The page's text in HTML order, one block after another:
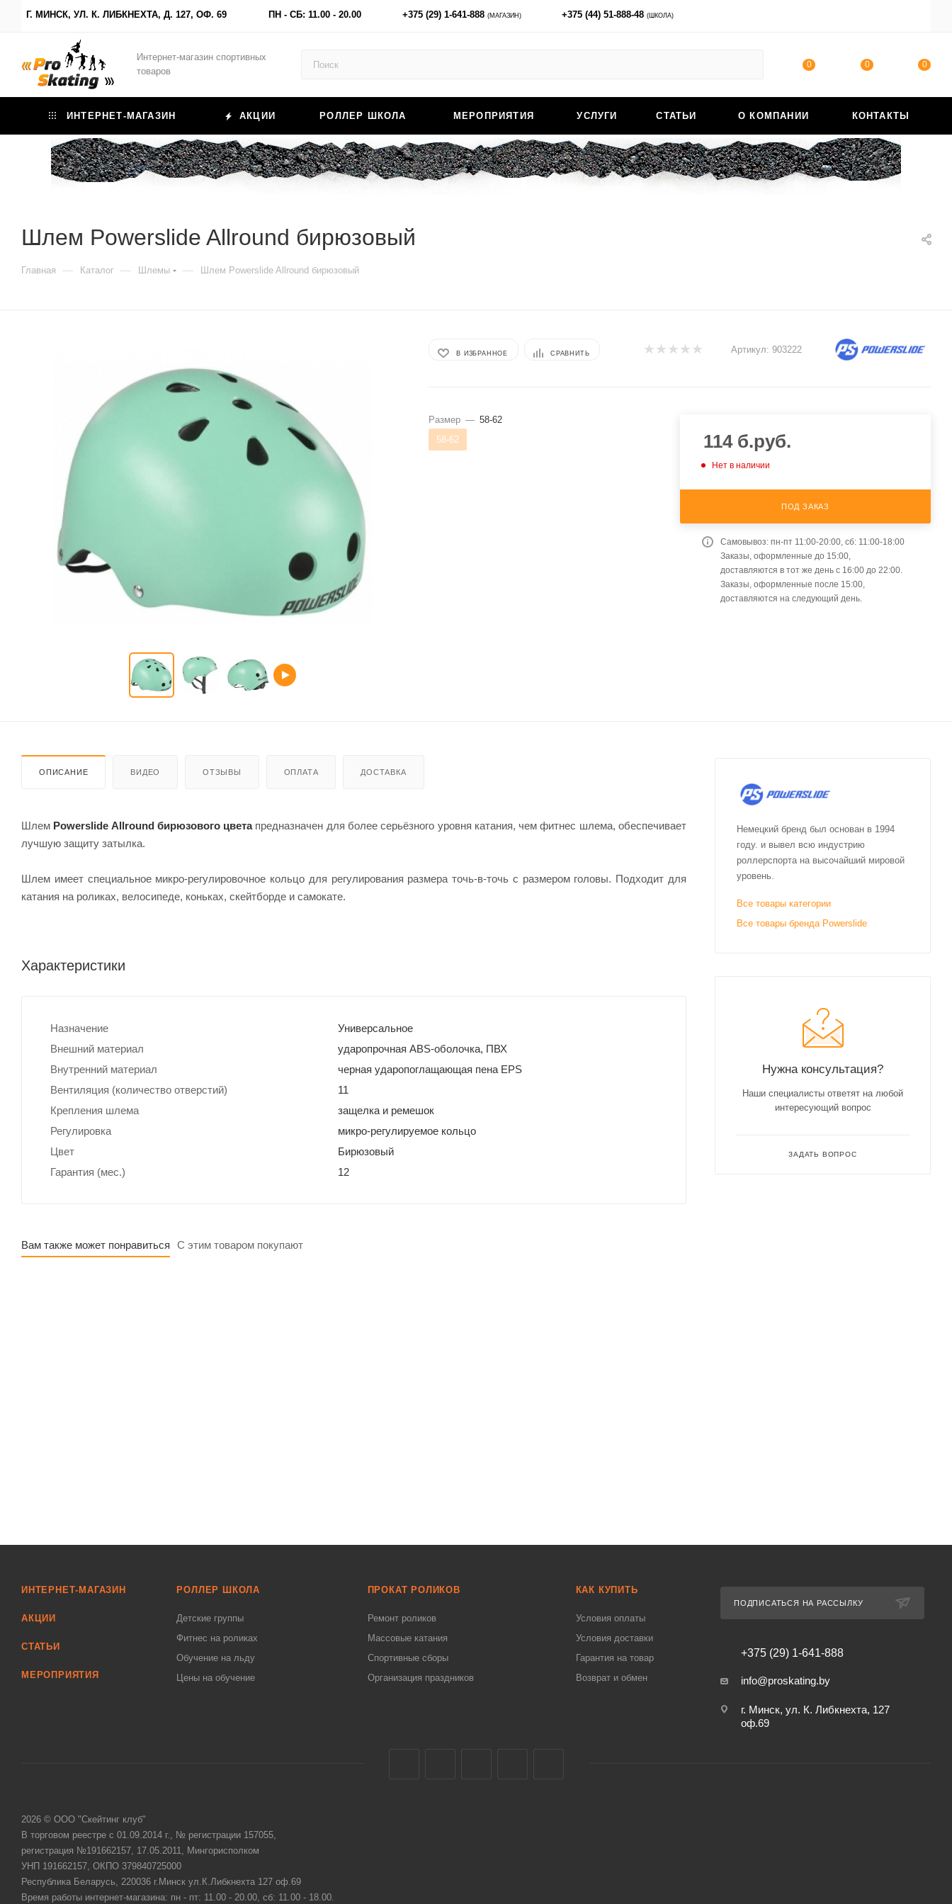
Г. МИНСК, УЛ. К. ЛИБКНЕХТА, Д. 127, ОФ. 69 ПН - СБ: 11.00 - 20.00 +375 (29) 1-641-888 (МАГАЗИН) +375 (44) 51-888-48(ШКОЛА)
Интернет-магазин спортивных
товаров
0 0 0
ИНТЕРНЕТ-МАГАЗИН АКЦИИ РОЛЛЕР ШКОЛА МЕРОПРИЯТИЯ УСЛУГИ СТАТЬИ О КОМПАНИИ КОНТАКТЫ
Шлем Powerslide Allround бирюзовый
Главная — Каталог — Шлемы — Шлем Powerslide Allround бирюзовый
В ИЗБРАННОЕ СРАВНИТЬ Артикул: 903222
Размер — 58-62
58-62
114б.руб.
Нет в наличии
ПОД ЗАКАЗ
Самовывоз: пн-пт 11:00-20:00, сб: 11:00-18:00
Заказы, оформленные до 15:00,
доставляются в тот же день с 16:00 до 22:00.
Заказы, оформленные после 15:00,
доставляются на следующий день.
ОПИСАНИЕ ВИДЕО ОТЗЫВЫ ОПЛАТА ДОСТАВКА
Шлем Powerslide Allround бирюзового цветапредназначен для более серьёзного уровня катания, чем фитнес шлема, обеспечивает
лучшую защиту затылка.
Шлем имеет специальное микро-регулировочное кольцо для регулирования размера точь-в-точь с размером головы. Подходит для
катания на роликах, велосипеде, коньках, скейтборде и самокате.
Характеристики
Назначение
Универсальное
Внешний материал
ударопрочная ABS-оболочка, ПВХ
Внутренний материал
черная ударопоглащающая пена EPS
Вентиляция (количество отверстий)
11
Крепления шлема
защелка и ремешок
Регулировка
микро-регулируемое кольцо
Цвет
Бирюзовый
Гарантия (мес.)
12
Вам также может понравиться С этим товаром покупают
Немецкий бренд был основан в 1994
году. и вывел всю индустрию
роллерспорта на высочайший мировой
уровень.
Все товары категории
Все товары бренда Powerslide
Нужна консультация?
Наши специалисты ответят на любой
интересующий вопрос
ЗАДАТЬ ВОПРОС
ИНТЕРНЕТ-МАГАЗИН
АКЦИИ
СТАТЬИ
МЕРОПРИЯТИЯ
РОЛЛЕР ШКОЛА
Детские группы
Фитнес на роликах
Обучение на льду
Цены на обучение
ПРОКАТ РОЛИКОВ
Ремонт роликов
Массовые катания
Спортивные сборы
Организация праздников
КАК КУПИТЬ
Условия оплаты
Условия доставки
Гарантия на товар
Возврат и обмен
ПОДПИСАТЬСЯ НА РАССЫЛКУ
+375 (29) 1-641-888
info@proskating.by
г. Минск, ул. К. Либкнехта, 127
оф.69
2026 © ООО "Скейтинг клуб"
В торговом реестре с 01.09.2014 г., № регистрации 157055,
регистрация №191662157, 17.05.2011, Мингорисполком
УНП 191662157, ОКПО 379840725000
Республика Беларусь, 220036 г.Минск ул.К.Либкнехта 127 оф.69
Время работы интернет-магазина: пн - пт: 11.00 - 20.00, сб: 11.00 - 18.00.